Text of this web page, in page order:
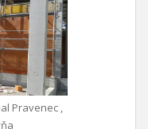
Pravenec ,